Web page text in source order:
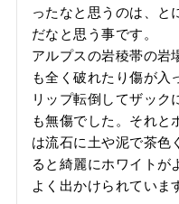
ったなと思うのは、と
だなと思う事です。
アルプスの岩稜帯の岩
も全く破れたり傷が入
リップ転倒してザック
も無傷でした。それと
は流石に土や泥で茶色
ると綺麗にホワイトが
よく出かけられていま